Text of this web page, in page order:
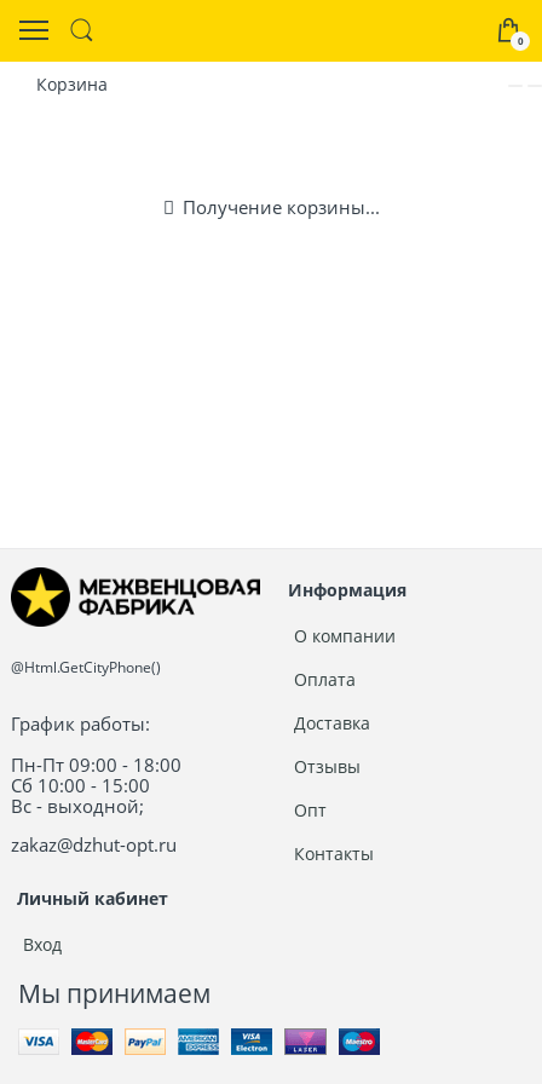
0
Корзина
Получение корзины...
@Html.GetCityPhone()
График работы:
Пн-Пт 09:00 - 18:00
Сб 10:00 - 15:00
Вс - выходной;
zakaz@dzhut-opt.ru
Информация
О компании
Оплата
Доставка
Отзывы
Опт
Контакты
Личный кабинет
Вход
Мы принимаем